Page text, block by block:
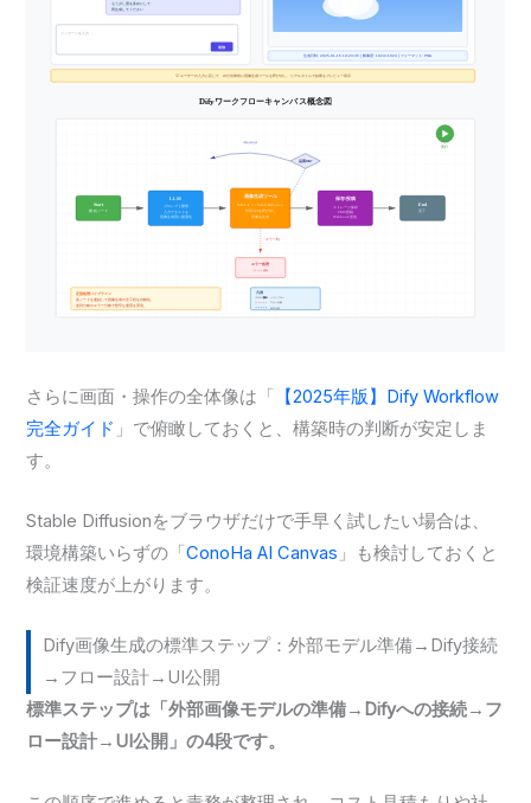
さらに画面・操作の全体像は「 【2025年版】Dify Workflow
完全ガイド 」で俯瞰しておくと、構築時の判断が安定しま
す。
Stable Diffusionをブラウザだけで手早く試したい場合は、
環境構築いらずの「ConoHa AI Canvas 」も検討しておくと
検証速度が上がります。
Dify画像生成の標準ステップ：外部モデル準備→Dify接続
→フロー設計→UI公開
標準ステップは「外部画像モデルの準備→Difyへの接続→フ
ロー設計→UI公開」の4段です。